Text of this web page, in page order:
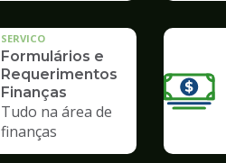
SERVICO
Formulários e
Requerimentos
Finanças
Tudo na área de
finanças